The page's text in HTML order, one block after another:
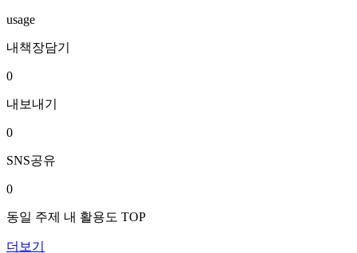
usage
내책장담기
0
내보내기
0
SNS공유
0
동일 주제 내 활용도 TOP
더보기